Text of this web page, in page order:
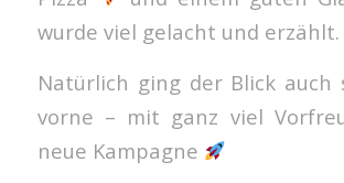
wurde viel gelacht und erzählt.
Natürlich ging der Blick auch
vorne – mit ganz viel
neue Kampagne